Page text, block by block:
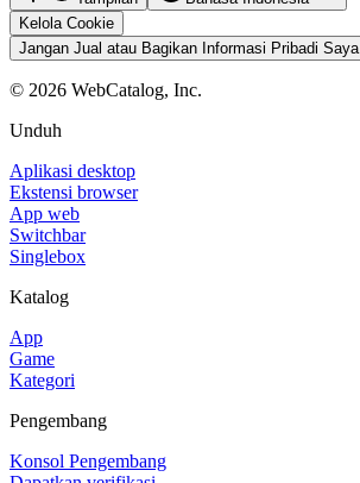
Kelola Cookie
Jangan Jual atau Bagikan Informasi Pribadi Saya
© 2026 WebCatalog, Inc.
Unduh
Aplikasi desktop
Ekstensi browser
App web
Switchbar
Singlebox
Katalog
App
Game
Kategori
Pengembang
Konsol Pengembang